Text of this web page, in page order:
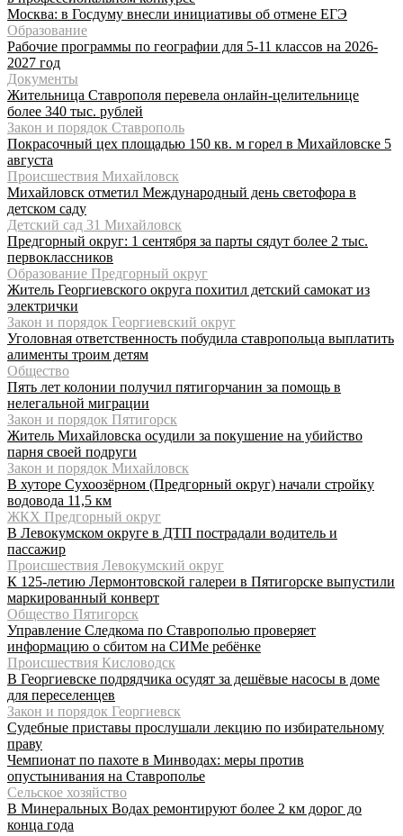
Москва: в Госдуму внесли инициативы об отмене ЕГЭ
Образование
Рабочие программы по географии для 5-11 классов на 2026-
2027 год
Документы
Жительница Ставрополя перевела онлайн-целительнице
более 340 тыс. рублей
Закон и порядок Ставрополь
Покрасочный цех площадью 150 кв. м горел в Михайловске 5
августа
Происшествия Михайловск
Михайловск отметил Международный день светофора в
детском саду
Детский сад 31 Михайловск
Предгорный округ: 1 сентября за парты сядут более 2 тыс.
первоклассников
Образование Предгорный округ
Житель Георгиевского округа похитил детский самокат из
электрички
Закон и порядок Георгиевский округ
Уголовная ответственность побудила ставропольца выплатить
алименты троим детям
Общество
Пять лет колонии получил пятигорчанин за помощь в
нелегальной миграции
Закон и порядок Пятигорск
Житель Михайловска осудили за покушение на убийство
парня своей подруги
Закон и порядок Михайловск
В хуторе Сухоозёрном (Предгорный округ) начали стройку
водовода 11,5 км
ЖКХ Предгорный округ
В Левокумском округе в ДТП пострадали водитель и
пассажир
Происшествия Левокумский округ
К 125-летию Лермонтовской галереи в Пятигорске выпустили
маркированный конверт
Общество Пятигорск
Управление Следкома по Ставрополью проверяет
информацию о сбитом на СИМе ребёнке
Происшествия Кисловодск
В Георгиевске подрядчика осудят за дешёвые насосы в доме
для переселенцев
Закон и порядок Георгиевск
Судебные приставы прослушали лекцию по избирательному
праву
Чемпионат по пахоте в Минводах: меры против
опустынивания на Ставрополье
Сельское хозяйство
В Минеральных Водах ремонтируют более 2 км дорог до
конца года